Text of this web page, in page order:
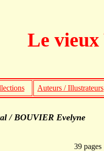
Le
Auteurs / Illustrateurs
/ BOUVIER Evelyne
39 pages